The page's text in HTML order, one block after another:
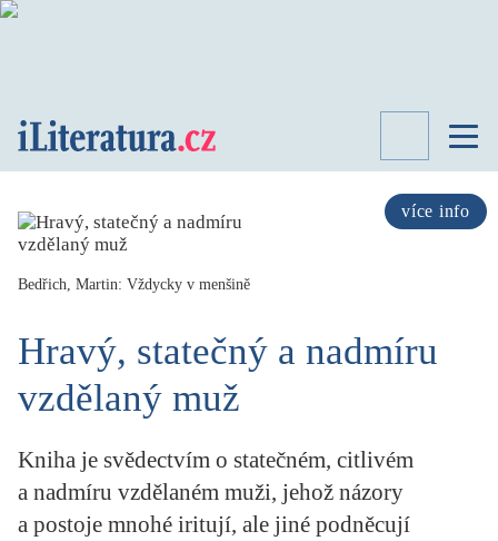
více info
SPISOVATELÉ
LITERATURY
PŘEHLED
PORTRÉT
KRITIKA PŘEKLADU
Bedřich, Martin: Vždycky v menšině
Hravý, statečný a nadmíru
vzdělaný muž
Kniha je svědectvím o statečném, citlivém
a nadmíru vzdělaném muži, jehož názory
a postoje mnohé iritují, ale jiné podněcují